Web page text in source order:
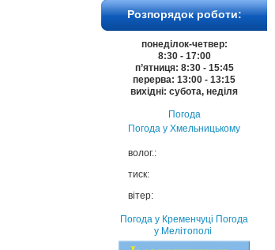
Розпорядок роботи:
понеділок-четвер:
8:30 - 17:00
п’ятниця: 8:30 - 15:45
перерва: 13:00 - 13:15
вихідні: субота, неділя
Погода
Погода у Хмельницькому
волог.:
тиск:
вітер:
Погода у Кременчуці Погода
у Мелітополі